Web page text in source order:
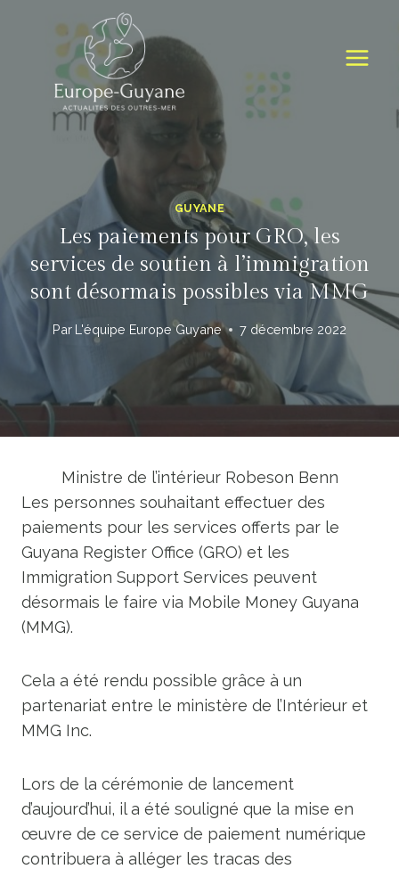
GUYANE
Les paiements pour GRO, les
services de soutien à l’immigration
sont désormais possibles via MMG
Par L'équipe Europe Guyane 7 décembre 2022
Ministre de l’intérieur Robeson Benn
Les personnes souhaitant effectuer des
paiements pour les services offerts par le
Guyana Register Office (GRO) et les
Immigration Support Services peuvent
désormais le faire via Mobile Money Guyana
(MMG).
Cela a été rendu possible grâce à un
partenariat entre le ministère de l’Intérieur et
MMG Inc.
Lors de la cérémonie de lancement
d’aujourd’hui, il a été souligné que la mise en
œuvre de ce service de paiement numérique
contribuera à alléger les tracas des